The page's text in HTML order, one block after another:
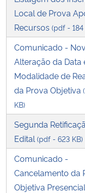
Local de Prova
Recursos (pdf - 184
Comunicado -
Alteração da Data
Modalidade de
da Prova Objetiva
KB)
Segunda
Edital (pdf - 623 KB)
Comunicado -
Cancelamento da
Objetiva Presencial